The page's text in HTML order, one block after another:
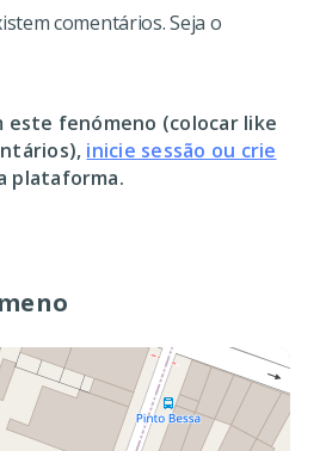
comentários. Seja o
este fenómeno (colocar like
inicie sessão ou crie
plataforma.